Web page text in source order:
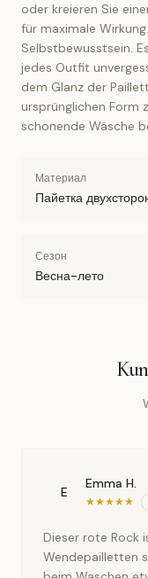
oder kreieren Sie
für maximale
Selbstbewusstsein.
jedes Outfit
dem Glanz der
ursprünglichen Form
schonende Wäsche
Материал
Пайетка
Сезон
Весна-лето
E
Emma H.
★★★★★
Dieser rote Rock
Wendepailletten